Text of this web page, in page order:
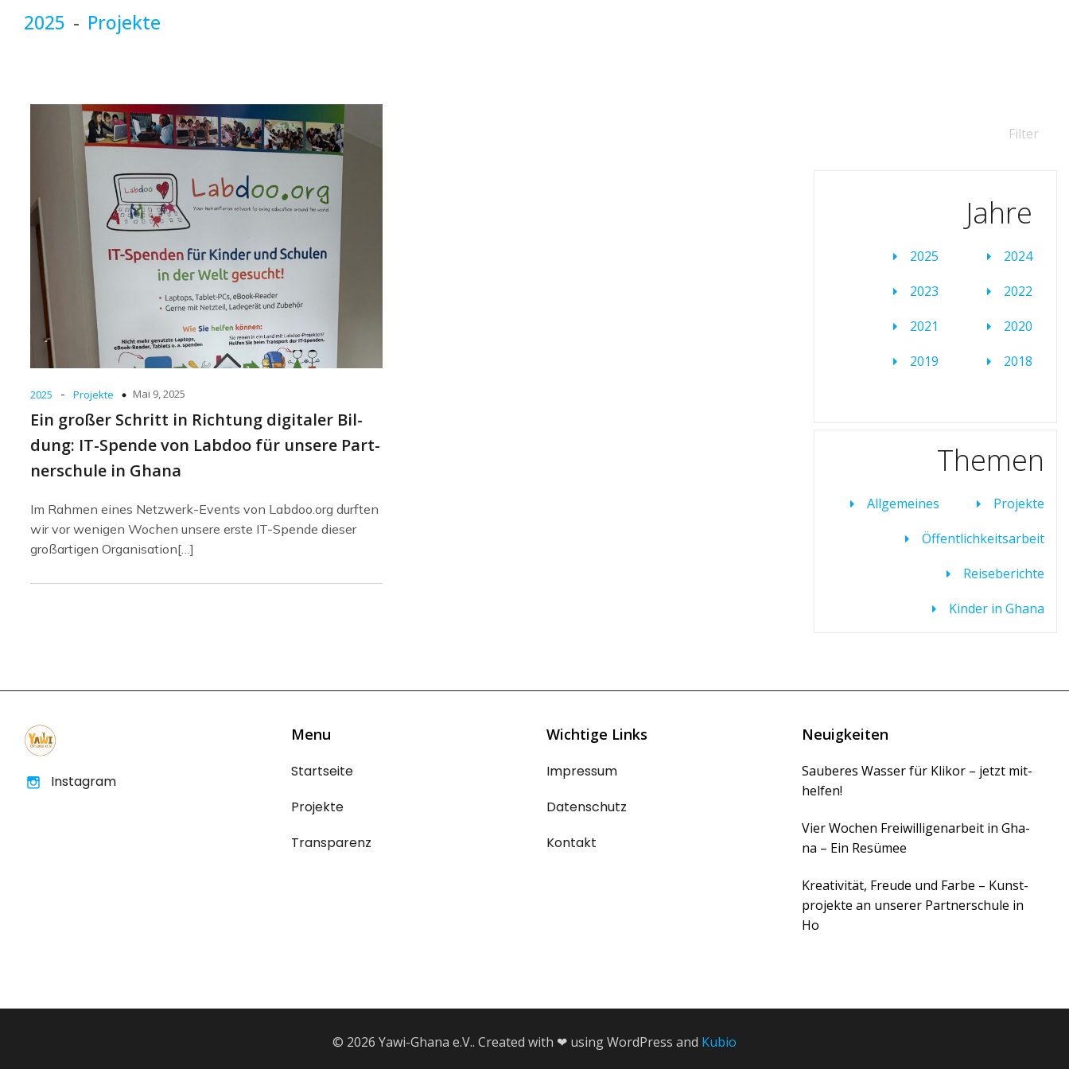
2025 - Projekte
2025 - Projekte Mai 9, 2025
Ein gro­ßer Schritt in Rich­tung digi­ta­ler Bil­
dung: IT-Spen­de von Lab­doo für unse­re Part­
ner­schu­le in Gha­na
Im Rah­men eines Netz­werk-Events von Labdoo.org durf­ten
wir vor weni­gen Wochen unse­re ers­te IT-Spen­de die­ser
groß­ar­ti­gen Orga­ni­sa­ti­on[…]
Filter
Jahre
2025
2024
2023
2022
2021
2020
2019
2018
Themen
Allgemeines
Projekte
Öffentlichkeitsarbeit
Reiseberichte
Kinder in Ghana
Instagram
Menu
Startseite
Projekte
Transparenz
Wichtige Links
Impressum
Datenschutz
Kontakt
Neuigkeiten
Sau­be­res Was­ser für Kli­kor – jetzt mit­
hel­fen!
Vier Wochen Frei­wil­li­gen­ar­beit in Gha­
na – Ein Resü­mee
Krea­ti­vi­tät, Freu­de und Far­be – Kunst­
pro­jek­te an unse­rer Part­ner­schu­le in
Ho
© 2026 Yawi-Ghana e.V.. Created with ❤ using WordPress and Kubio